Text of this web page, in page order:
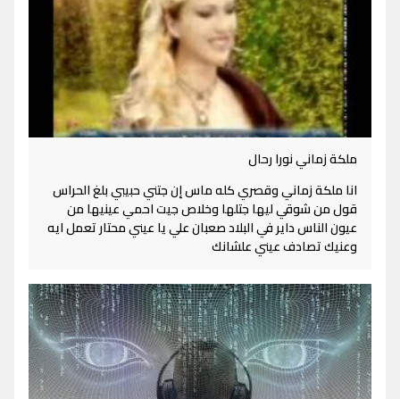
ملكة زماني نورا رحال
انا ملكة زماني وقصري كله ماس إن جتني حبيبي بلغ الحراس
قول من شوقي ليها جتلها وخلاص جيت احمي عينيها من
عيون الناس داير في البلاد صعبان علي يا عيني محتار تعمل ايه
وعنيك تصادف عيني علشانك